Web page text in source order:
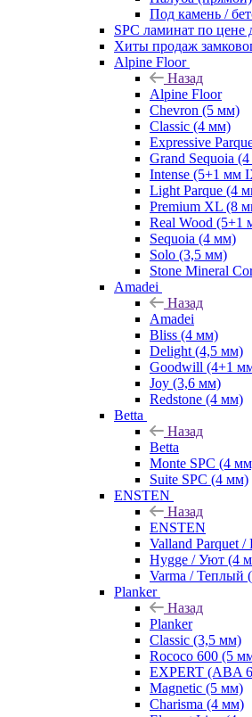
Под камень /
SPC ламинат по цене
Хиты продаж
Alpine Floor
Назад
Alpine Floor
Chevron (5 мм)
Classic (4 мм)
Expressive
Grand Sequoia
Intense (5+1 мм
Light Parque (4
Premium XL (8
Real Wood (5+1
Sequoia (4 мм)
Solo (3,5 мм)
Stone Mineral
Amadei
Назад
Amadei
Bliss (4 мм)
Delight (4,5 мм)
Goodwill (4+1
Joy (3,6 мм)
Redstone (4 мм)
Betta
Назад
Betta
Monte SPC (4
Suite SPC (4 мм)
ENSTEN
Назад
ENSTEN
Valland Parquet
Hygge / Уют (4
Varma / Теплый
Planker
Назад
Planker
Classic (3,5 мм)
Rococo 600 (5
EXPERT (ABA
Magnetic (5 мм)
Charisma (4 мм)